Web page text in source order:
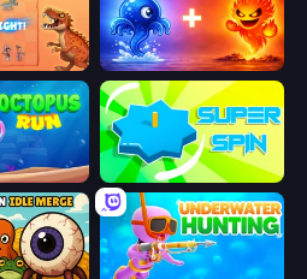
Dinosaurs Merge Master Elemental Monsters: Merge
Super Spin